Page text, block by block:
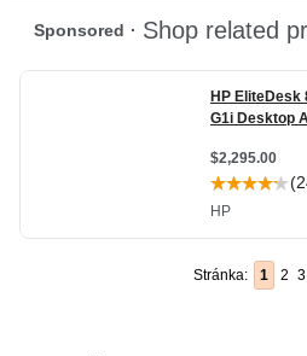
Stránka: 1 2 3